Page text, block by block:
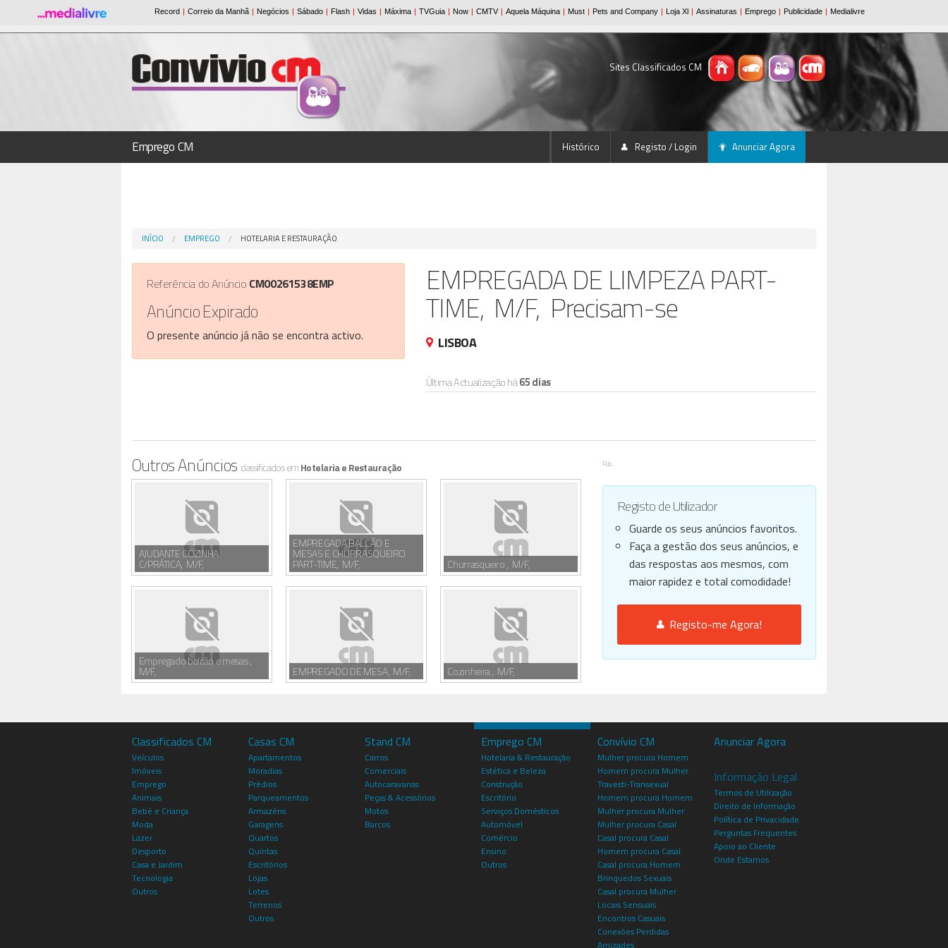
Sites Classificados CM
Emprego CM Histórico Registo / Login Anunciar Agora
INÍCIO EMPREGO HOTELARIA E RESTAURAÇÃO
EMPREGADA DE LIMPEZA PART-
TIME, M/F, Precisam-se
LISBOA
Última Actualização há65 dias
Referência do Anúncio CM00261538EMP
Anúncio Expirado
O presente anúncio já não se encontra activo.
Outros Anúncios classificados emHotelaria e Restauração
AJUDANTE COZINHA
C/PRÁTICA, M/F,
EMPREGADA BALCÃO E
MESAS E CHURRASQUEIRO
PART-TIME, M/F, Churrasqueiro , M/F,
Empregado balcão e mesas ,
M/F, EMPREGADO DE MESA, M/F, Cozinheira , M/F,
Pub
Registo de Utilizador
Guarde os seus anúncios favoritos.
Faça a gestão dos seus anúncios, e
das respostas aos mesmos, com
maior rapidez e total comodidade!
Registo-me Agora!
Classificados CM
Veículos
Imóveis
Emprego
Animais
Bebé e Criança
Moda
Lazer
Desporto
Casa e Jardim
Tecnologia
Outros
Casas CM
Apartamentos
Moradias
Prédios
Parqueamentos
Armazéns
Garagens
Quartos
Quintas
Escritórios
Lojas
Lotes
Terrenos
Outros
Stand CM
Carros
Comerciais
Autocaravanas
Peças & Acessórios
Motos
Barcos
Emprego CM
Hotelaria & Restauração
Estética e Beleza
Construção
Escritório
Serviços Domésticos
Automóvel
Comércio
Ensino
Outros
Convívio CM
Mulher procura Homem
Homem procura Mulher
Travesti-Transexual
Homem procura Homem
Mulher procura Mulher
Mulher procura Casal
Casal procura Casal
Homem procura Casal
Casal procura Homem
Brinquedos Sexuais
Casal procura Mulher
Locais Sensuais
Encontros Casuais
Conexões Perdidas
Amizades
Anunciar Agora
Informação Legal
Termos de Utilização
Direito de Informação
Política de Privacidade
Perguntas Frequentes
Apoio ao Cliente
Onde Estamos